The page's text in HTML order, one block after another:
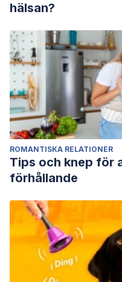
hälsan?
ROMANTISKA RELATIONER
Tips och knep för
förhållande